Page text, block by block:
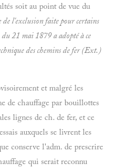
soit au point de vue du
de l'exclusion faite pour certains
21 mai 1879 a adopté à ce
des chemins de fer(Ext.)
et malgré les
de chauffage par bouillottes
lignes de ch. de fer, et ce
auxquels se livrent les
conserve l'adm. de prescrire
qui serait reconnu